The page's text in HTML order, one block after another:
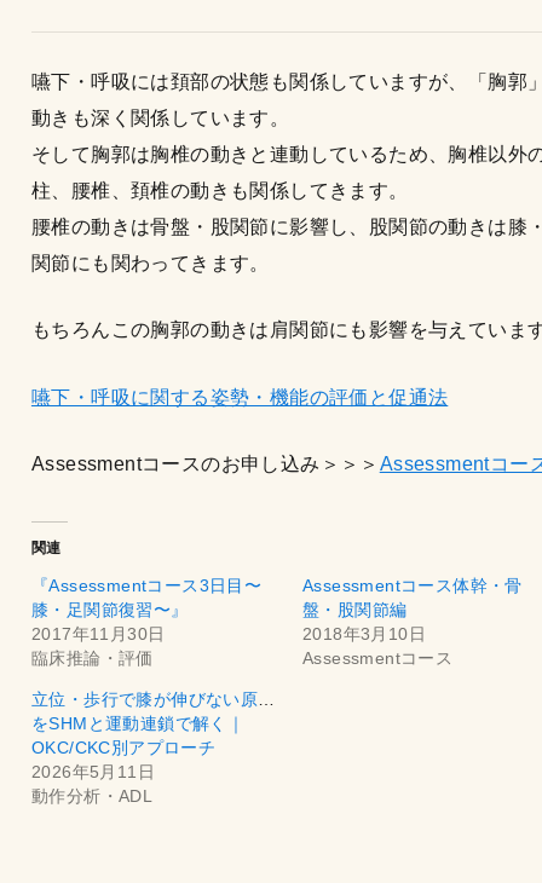
嚥下・呼吸には頚部の状態も関係していますが、「胸郭
動きも深く関係しています。
そして胸郭は胸椎の動きと連動しているため、胸椎以外
柱、腰椎、頚椎の動きも関係してきます。
腰椎の動きは骨盤・股関節に影響し、股関節の動きは膝
関節にも関わってきます。
もちろんこの胸郭の動きは肩関節にも影響を与えていま
嚥下・呼吸に関する姿勢・機能の評価と促通法
Assessmentコースのお申し込み＞＞＞ Assessmentコー
関連
『Assessmentコース3日目〜
膝・足関節復習〜』
2017年11月30日
臨床推論・評価
Assessmentコース体幹・骨
盤・股関節編
2018年3月10日
Assessmentコース
立位・歩行で膝が伸びない原因
をSHMと運動連鎖で解く｜
OKC/CKC別アプローチ
2026年5月11日
動作分析・ADL